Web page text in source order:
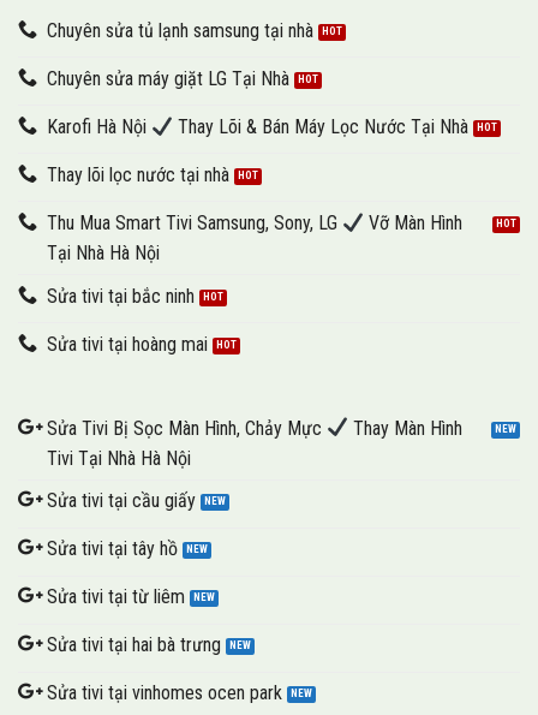
Chuyên sửa tủ lạnh samsung tại nhà
Chuyên sửa máy giặt LG Tại Nhà
Karofi Hà Nội Thay Lõi & Bán Máy Lọc Nước Tại Nhà
Thay lõi lọc nước tại nhà
Thu Mua Smart Tivi Samsung, Sony, LG
Vỡ Màn Hình
Tại Nhà Hà Nội
Sửa tivi tại bắc ninh
Sửa tivi tại hoàng mai
Sửa Tivi Bị Sọc Màn Hình, Chảy Mực
Thay Màn Hình
Tivi Tại Nhà Hà Nội
Sửa tivi tại cầu giấy
Sửa tivi tại tây hồ
Sửa tivi tại từ liêm
Sửa tivi tại hai bà trưng
Sửa tivi tại vinhomes ocen park